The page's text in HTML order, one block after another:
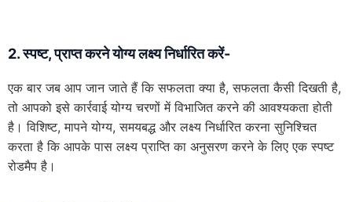
2. स्पष्ट,प्राप्त करने योग्य लक्ष्य निर्धारित करें-
एक बार जब आप जान जाते हैं कि सफलता क्या है, सफलता कैसी दिखती है,
तो आपको इसे कार्रवाई योग्य चरणों में विभाजित करने की आवश्यकता होती
है। विशिष्ट, मापने योग्य, समयबद्ध और लक्ष्य निर्धारित करना सुनिश्चित
करता है कि आपके पास लक्ष्य प्राप्ति का अनुसरण करने के लिए एक स्पष्ट
रोडमैप है।